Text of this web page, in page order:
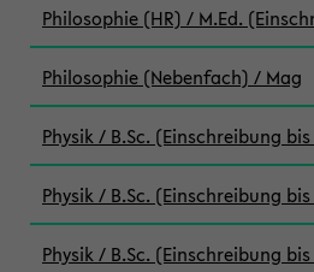
Philosophie (HR) / M.Ed.
Philosophie (Nebenfach) / Mag
Physik / B.Sc. (Einschreibung bis
Physik / B.Sc. (Einschreibung bis
Physik / B.Sc. (Einschreibung bis